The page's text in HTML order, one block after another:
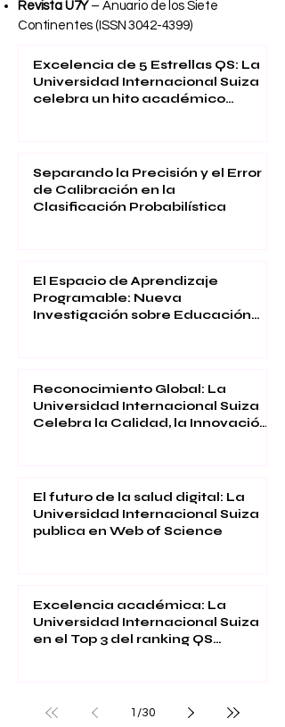
Revista U7Y– Anuario de los Siete
Continentes (ISSN3042-4399)
Excelencia de 5 Estrellas QS: La
Universidad Internacional Suiza
celebra un hito académico
Separando la Precisión y el Error
de Calibración en la
Clasificación Probabilística
El Espacio de Aprendizaje
Programable: Nueva
Investigación sobre Educación
Reconocimiento Global: La
Universidad Internacional Suiza
Celebra la Calidad, la Innovación
El futuro de la salud digital: La
Universidad Internacional Suiza
publica en Web of Science
Excelencia académica: La
Universidad Internacional Suiza
en el Top 3 del ranking QS
1 /30